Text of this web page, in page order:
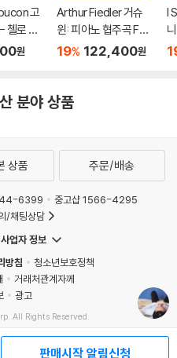
고
첼로 소
' (Intuiti
원
Arthur Fiedler 거슈
윈: 피아노 협주곡 F장
조 (Gershwin: Conc
[2LP]
19% 122,400원
I
분야 상품
판매시작 알림신청
상품 주문/배송
6399
중고샵 1566-4295
/채팅상담
업자 정보
방침
청소년보호정책
거래처관계자께
광고
All Rights Reserved.